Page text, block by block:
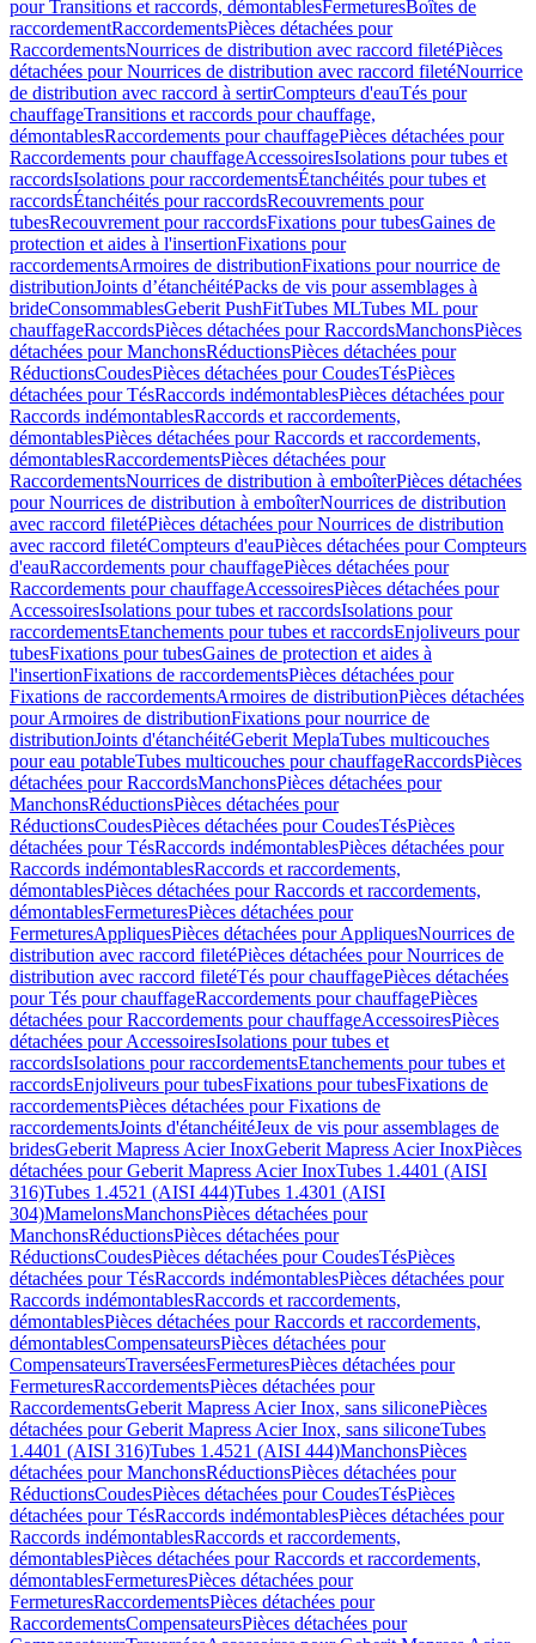
pour Transitions et raccords, démontablesFermeturesBoîtes de
raccordementRaccordementsPièces détachées pour
RaccordementsNourrices de distribution avec raccord filetéPièces
détachées pour Nourrices de distribution avec raccord filetéNourrice
de distribution avec raccord à sertirCompteurs d'eauTés pour
chauffageTransitions et raccords pour chauffage,
démontablesRaccordements pour chauffagePièces détachées pour
Raccordements pour chauffageAccessoiresIsolations pour tubes et
raccordsIsolations pour raccordementsÉtanchéités pour tubes et
raccordsÉtanchéités pour raccordsRecouvrements pour
tubesRecouvrement pour raccordsFixations pour tubesGaines de
protection et aides à l'insertionFixations pour
raccordementsArmoires de distributionFixations pour nourrice de
distributionJoints d’étanchéitéPacks de vis pour assemblages à
brideConsommablesGeberit PushFitTubes MLTubes ML pour
chauffageRaccordsPièces détachées pour RaccordsManchonsPièces
détachées pour ManchonsRéductionsPièces détachées pour
RéductionsCoudesPièces détachées pour CoudesTésPièces
détachées pour TésRaccords indémontablesPièces détachées pour
Raccords indémontablesRaccords et raccordements,
démontablesPièces détachées pour Raccords et raccordements,
démontablesRaccordementsPièces détachées pour
RaccordementsNourrices de distribution à emboîterPièces détachées
pour Nourrices de distribution à emboîterNourrices de distribution
avec raccord filetéPièces détachées pour Nourrices de distribution
avec raccord filetéCompteurs d'eauPièces détachées pour Compteurs
d'eauRaccordements pour chauffagePièces détachées pour
Raccordements pour chauffageAccessoiresPièces détachées pour
AccessoiresIsolations pour tubes et raccordsIsolations pour
raccordementsEtanchements pour tubes et raccordsEnjoliveurs pour
tubesFixations pour tubesGaines de protection et aides à
l'insertionFixations de raccordementsPièces détachées pour
Fixations de raccordementsArmoires de distributionPièces détachées
pour Armoires de distributionFixations pour nourrice de
distributionJoints d'étanchéitéGeberit MeplaTubes multicouches
pour eau potableTubes multicouches pour chauffageRaccordsPièces
détachées pour RaccordsManchonsPièces détachées pour
ManchonsRéductionsPièces détachées pour
RéductionsCoudesPièces détachées pour CoudesTésPièces
détachées pour TésRaccords indémontablesPièces détachées pour
Raccords indémontablesRaccords et raccordements,
démontablesPièces détachées pour Raccords et raccordements,
démontablesFermeturesPièces détachées pour
FermeturesAppliquesPièces détachées pour AppliquesNourrices de
distribution avec raccord filetéPièces détachées pour Nourrices de
distribution avec raccord filetéTés pour chauffagePièces détachées
pour Tés pour chauffageRaccordements pour chauffagePièces
détachées pour Raccordements pour chauffageAccessoiresPièces
détachées pour AccessoiresIsolations pour tubes et
raccordsIsolations pour raccordementsEtanchements pour tubes et
raccordsEnjoliveurs pour tubesFixations pour tubesFixations de
raccordementsPièces détachées pour Fixations de
raccordementsJoints d'étanchéitéJeux de vis pour assemblages de
bridesGeberit Mapress Acier InoxGeberit Mapress Acier InoxPièces
détachées pour Geberit Mapress Acier InoxTubes 1.4401 (AISI
316)Tubes 1.4521 (AISI 444)Tubes 1.4301 (AISI
304)MamelonsManchonsPièces détachées pour
ManchonsRéductionsPièces détachées pour
RéductionsCoudesPièces détachées pour CoudesTésPièces
détachées pour TésRaccords indémontablesPièces détachées pour
Raccords indémontablesRaccords et raccordements,
démontablesPièces détachées pour Raccords et raccordements,
démontablesCompensateursPièces détachées pour
CompensateursTraverséesFermeturesPièces détachées pour
FermeturesRaccordementsPièces détachées pour
RaccordementsGeberit Mapress Acier Inox, sans siliconePièces
détachées pour Geberit Mapress Acier Inox, sans siliconeTubes
1.4401 (AISI 316)Tubes 1.4521 (AISI 444)ManchonsPièces
détachées pour ManchonsRéductionsPièces détachées pour
RéductionsCoudesPièces détachées pour CoudesTésPièces
détachées pour TésRaccords indémontablesPièces détachées pour
Raccords indémontablesRaccords et raccordements,
démontablesPièces détachées pour Raccords et raccordements,
démontablesFermeturesPièces détachées pour
FermeturesRaccordementsPièces détachées pour
RaccordementsCompensateursPièces détachées pour